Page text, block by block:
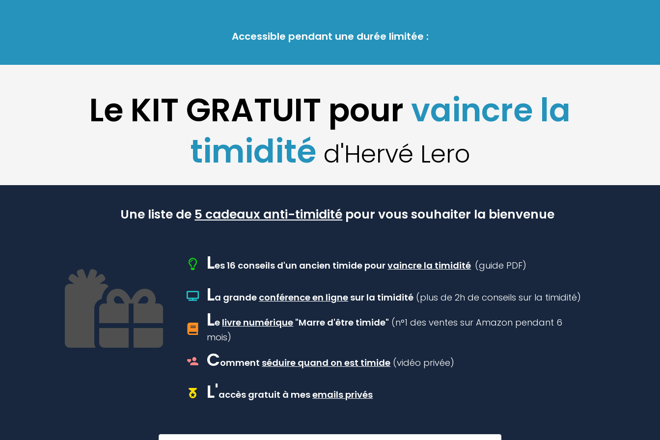
Accessible pendant une durée limitée :
Le KIT GRATUIT pourvaincre la
timidité d'Hervé Lero
Une liste de 5 cadeaux anti-timidité pour vous souhaiter la bienvenue
Les 16 conseils d'un ancien timide pourvaincre la timidité (guide PDF)
La grande conférence en ligne sur la timidité (plus de 2h de conseils sur la timidité)
Le livre numérique "Marre d'être timide" (n°1 des ventes sur Amazon pendant 6
mois)
Comment séduire quand on est timide (vidéo privée)
L'accès gratuit à mesemails privés